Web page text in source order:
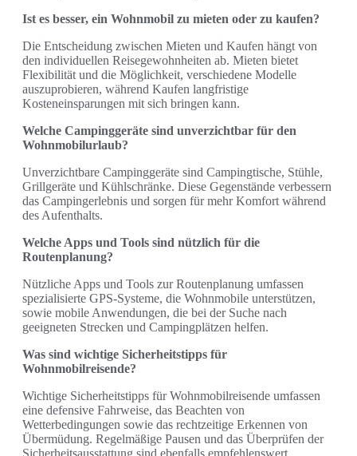
Ist es besser, ein Wohnmobil zu mieten oder zu kaufen?
Die Entscheidung zwischen Mieten und Kaufen hängt von
den individuellen Reisegewohnheiten ab. Mieten bietet
Flexibilität und die Möglichkeit, verschiedene Modelle
auszuprobieren, während Kaufen langfristige
Kosteneinsparungen mit sich bringen kann.
Welche Campinggeräte sind unverzichtbar für den
Wohnmobilurlaub?
Unverzichtbare Campinggeräte sind Campingtische, Stühle,
Grillgeräte und Kühlschränke. Diese Gegenstände verbessern
das Campingerlebnis und sorgen für mehr Komfort während
des Aufenthalts.
Welche Apps und Tools sind nützlich für die
Routenplanung?
Nützliche Apps und Tools zur Routenplanung umfassen
spezialisierte GPS-Systeme, die Wohnmobile unterstützen,
sowie mobile Anwendungen, die bei der Suche nach
geeigneten Strecken und Campingplätzen helfen.
Was sind wichtige Sicherheitstipps für
Wohnmobilreisende?
Wichtige Sicherheitstipps für Wohnmobilreisende umfassen
eine defensive Fahrweise, das Beachten von
Wetterbedingungen sowie das rechtzeitige Erkennen von
Übermüdung. Regelmäßige Pausen und das Überprüfen der